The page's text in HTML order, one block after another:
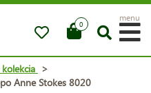
0
menu
>
Anne Stokes 8020